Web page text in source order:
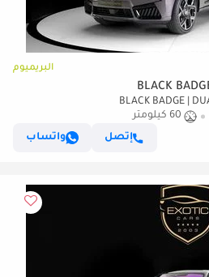
البريميوم
60 كيلومتر
إتصل
واتساب